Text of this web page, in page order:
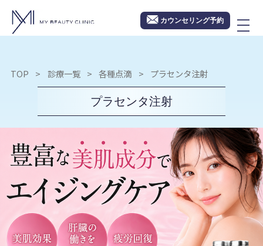
カウンセリング予約
TOP 診療一覧 各種点滴 プラセンタ注射
プラセンタ注射